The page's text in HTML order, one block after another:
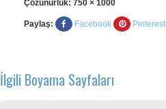
Çözünürlük: 750 × 1000
Paylaş: Facebook Pinterest
İlgili Boyama Sayfaları